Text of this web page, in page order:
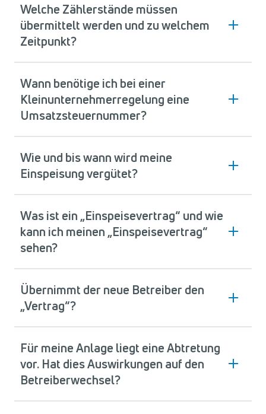
Welche Zählerstände müssen
übermittelt werden und zu welchem
Zeitpunkt?
Wann benötige ich bei einer
Kleinunternehmerregelung eine
Umsatzsteuernummer?
Wie und bis wann wird meine
Einspeisung vergütet?
Was ist ein „Einspeisevertrag“ und wie
kann ich meinen „Einspeisevertrag“
sehen?
Übernimmt der neue Betreiber den
„Vertrag“?
Für meine Anlage liegt eine Abtretung
vor. Hat dies Auswirkungen auf den
Betreiberwechsel?